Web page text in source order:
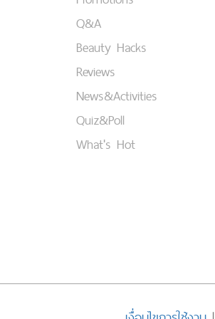
Q&A
Beauty Hacks
Reviews
News&Activities
Quiz&Poll
What's Hot